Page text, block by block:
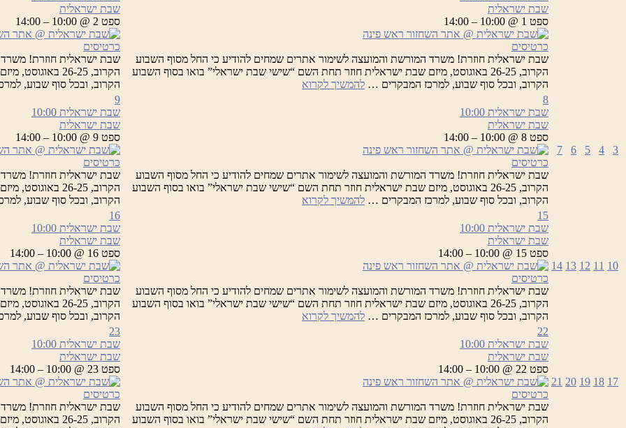
שבת ישראלית
ספט 1 @ 10:00 – 14:00
כרטיסים
שבת ישראלית חוזרת! משרד המורשת והמועצה לשימור אתרים שמחים להודיע כי החל מסוף השבוע
הקרוב, 26-25 באוגוסט, מיזם שבת ישראלית חוזר תחת השם “שישי שבת ישראלי” בואו בסוף השבוע
הקרוב, ובכל סוף שבוע, למרכז המבקרים … להמשיך לקרוא
שבת ישראלית
ספט 2 @ 10:00 – 14:00
כרטיסים
שבת ישראלית חוזרת!
הקרוב, 26-25
הקרוב, ובכל סוף שבוע,
3
4
5
6
7
8
שבת ישראלית 10:00
שבת ישראלית
ספט 8 @ 10:00 – 14:00
כרטיסים
שבת ישראלית חוזרת! משרד המורשת והמועצה לשימור אתרים שמחים להודיע כי החל מסוף השבוע
הקרוב, 26-25 באוגוסט, מיזם שבת ישראלית חוזר תחת השם “שישי שבת ישראלי” בואו בסוף השבוע
הקרוב, ובכל סוף שבוע, למרכז המבקרים … להמשיך לקרוא
9
שבת ישראלית 10:00
שבת ישראלית
ספט 9 @ 10:00 – 14:00
כרטיסים
שבת ישראלית חוזרת!
הקרוב, 26-25
הקרוב, ובכל סוף שבוע,
10
11
12
13
14
15
שבת ישראלית 10:00
שבת ישראלית
ספט 15 @ 10:00 – 14:00
כרטיסים
שבת ישראלית חוזרת! משרד המורשת והמועצה לשימור אתרים שמחים להודיע כי החל מסוף השבוע
הקרוב, 26-25 באוגוסט, מיזם שבת ישראלית חוזר תחת השם “שישי שבת ישראלי” בואו בסוף השבוע
הקרוב, ובכל סוף שבוע, למרכז המבקרים … להמשיך לקרוא
16
שבת ישראלית 10:00
שבת ישראלית
ספט 16 @ 10:00 – 14:00
כרטיסים
שבת ישראלית חוזרת!
הקרוב, 26-25
הקרוב, ובכל סוף שבוע,
17
18
19
20
21
22
שבת ישראלית 10:00
שבת ישראלית
ספט 22 @ 10:00 – 14:00
כרטיסים
שבת ישראלית חוזרת! משרד המורשת והמועצה לשימור אתרים שמחים להודיע כי החל מסוף השבוע
הקרוב, 26-25 באוגוסט, מיזם שבת ישראלית חוזר תחת השם “שישי שבת ישראלי” בואו בסוף השבוע
23
שבת ישראלית 10:00
שבת ישראלית
ספט 23 @ 10:00 – 14:00
כרטיסים
שבת ישראלית חוזרת!
הקרוב, 26-25